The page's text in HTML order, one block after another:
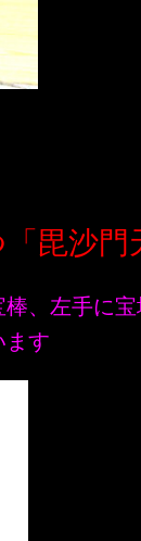
毘沙門
、左手に
ます